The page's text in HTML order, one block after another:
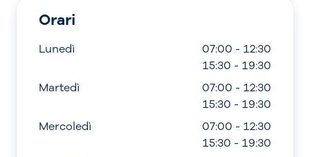
Orari
Lunedì
07:00 - 12:30
15:30 - 19:30
Martedì
07:00 - 12:30
15:30 - 19:30
Mercoledì
07:00 - 12:30
15:30 - 19:30